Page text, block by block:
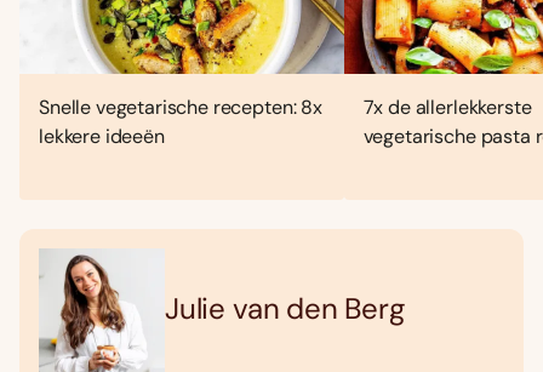
Snelle vegetarische recepten: 8x
lekkere ideeën
7x de allerlekkerste
vegetarische pasta
Julie van den Berg